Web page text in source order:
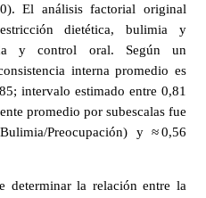
El análisis factorial original
dietética, bulimia y
y control oral. Según un
interna promedio es
intervalo estimado entre 0,81
promedio por subescalas fue
Preocupación) y ≈ 0,56
determinar la relación entre la